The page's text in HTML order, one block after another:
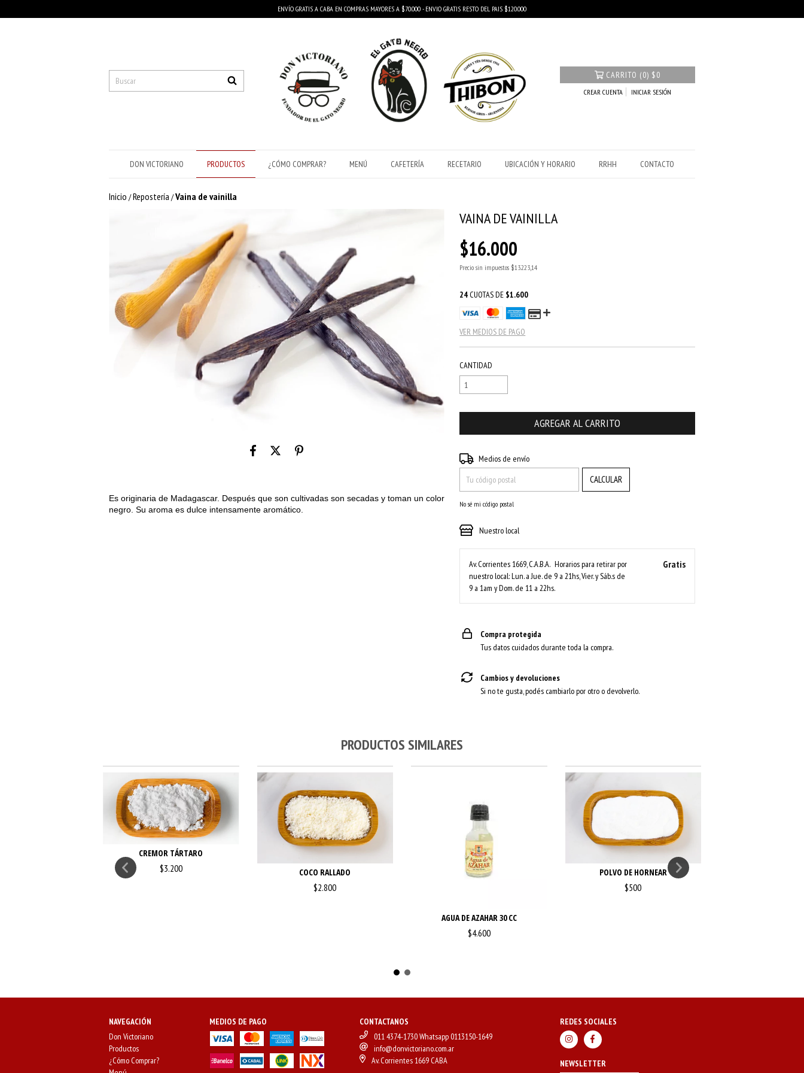
ENVÍO GRATIS A CABA EN COMPRAS MAYORES A $70.000 - ENVIO GRATIS RESTO DEL PAIS $120.000
CARRITO (0) $0
CREAR CUENTA INICIAR SESIÓN
DON VICTORIANO PRODUCTOS ¿CÓMO COMPRAR? MENÚ CAFETERÍA RECETARIO UBICACIÓN Y HORARIO RRHH CONTACTO
Inicio /Repostería /Vaina de vainilla
Es originaria de Madagascar. Después que son cultivadas son secadas y toman un color
negro. Su aroma es dulce intensamente aromático.
VAINA DE VAINILLA
$16.000
Precio sin impuestos $13.223,14
24 CUOTAS DE $1.600
VER MEDIOS DE PAGO
CANTIDAD
Entregas para el CP:
Medios de envío
CALCULAR
No sé mi código postal
Nuestro local
Av. Corrientes 1669, C.A.B.A. Horarios para retirar por
nuestro local: Lun. a Jue. de 9 a 21hs, Vier. y Sáb.s de
9 a 1am y Dom. de 11 a 22hs.
Gratis
Compra protegida
Tus datos cuidados durante toda la compra.
Cambios y devoluciones
Si no te gusta, podés cambiarlo por otro o devolverlo.
PRODUCTOS SIMILARES
CREMOR TÁRTARO
$3.200 COCO RALLADO
$2.800
AGUA DE AZAHAR 30 CC
$4.600
POLVO DE HORNEAR
$500
NAVEGACIÓN
Don Victoriano
Productos
¿Cómo Comprar?
MEDIOS DE PAGO
CONTACTANOS
011 4374-1730 Whatsapp 0113150-1649
info@donvictoriano.com.ar
Av. Corrientes 1669 CABA
REDES SOCIALES
NEWSLETTER